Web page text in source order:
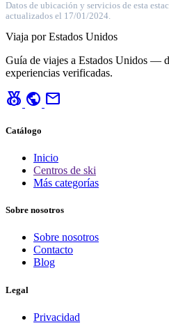
Datos de ubicación y servicios de esta
actualizados el 17/01/2024.
Viaja por Estados Unidos
Guía de viajes a Estados Unidos —
experiencias verificadas.
social_leaderboard public mail
Catálogo
Inicio
Centros de ski
Más categorías
Sobre nosotros
Sobre nosotros
Contacto
Blog
Legal
Privacidad